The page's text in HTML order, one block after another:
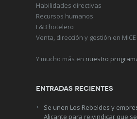
Habilidades directivas
Recursos humanos
F&B hotelero
Venta, dirección y gestión en MICE
Y mucho más en nuestro
Entradas recientes
Se unen Los Rebeldes y
Alicante para reivindicar que